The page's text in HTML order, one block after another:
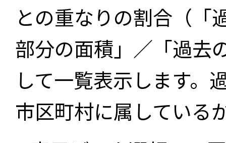
との重なりの割合（「
部分の面積」／「過去
して一覧表示します。
市区町村に属している